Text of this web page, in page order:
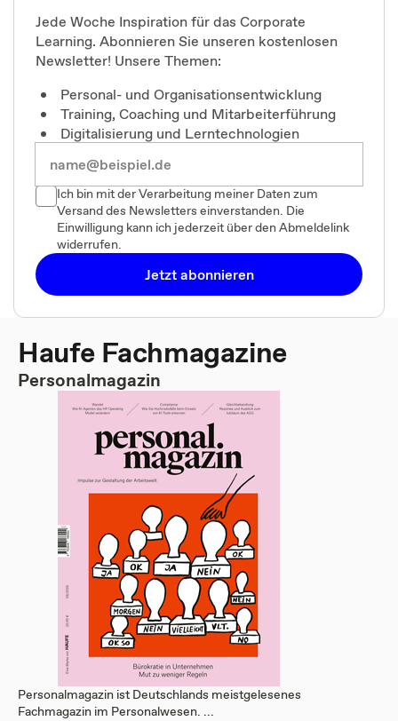
Jede Woche Inspiration für das Corporate
Learning. Abonnieren Sie unseren kostenlosen
Newsletter! Unsere Themen:
Personal- und Organisationsentwicklung
Training, Coaching und Mitarbeiterführung
Digitalisierung und Lerntechnologien
Ich bin mit der Verarbeitung meiner Daten zum
Versand des Newsletters einverstanden. Die
Einwilligung kann ich jederzeit über den Abmeldelink
widerrufen.
Jetzt abonnieren
Haufe Fachmagazine
Personalmagazin
Personalmagazin ist Deutschlands meistgelesenes
Fachmagazin im Personalwesen. ...